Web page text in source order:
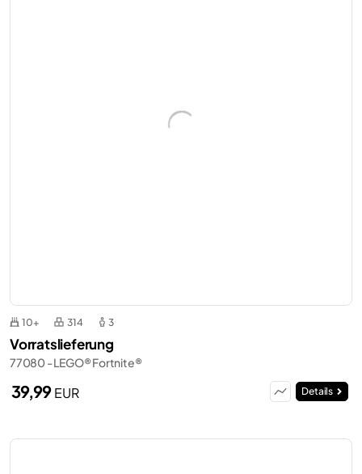
10+ 314 3
Vorratslieferung
77080 - LEGO® Fortnite®
39,99EUR Details